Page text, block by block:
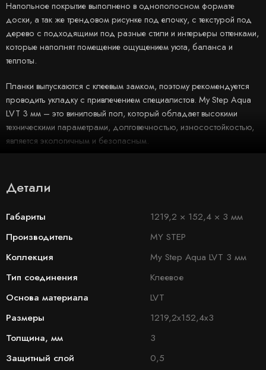
Напольное покрытие выполнено в однополосном формате
доски, а так же трендовом рисунке под елочку, с текстурой под
дерево с подходящими под разные стили и интерьеры оттенками,
которые наполнят помещение ощущением уюта, баланса и
теплоты.
Планки выпускаются с клеевым замком, поэтому рекомендуется
проводить укладку с привлечением специалистов. My Step Aqua
LVT 3 мм – это виниловый пол, который обладает высокими
техническими параметрами, долговечностью, износостойкостью,
является экологичным и безопасным.
Детали
Габариты
1219,2 × 152,4 × 3 мм
Производитель
MY STEP
Коллекция
My Step Aqua LVT 3 мм
Тип соединения
Клеевое
Основа материала
LVT
Размеры
1219,2х152,4х3
Толщина, мм
3
Защитный слой
0,5